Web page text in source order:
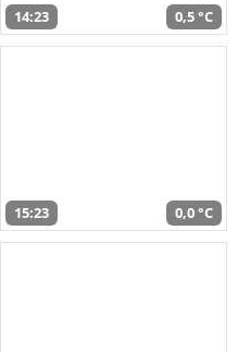
14:23 0,5 °C
15:23 0,0 °C